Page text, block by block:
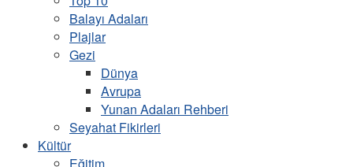
Balayı Adaları
Plajlar
Gezi
Dünya
Avrupa
Yunan Adaları Rehberi
Seyahat Fikirleri
Kültür